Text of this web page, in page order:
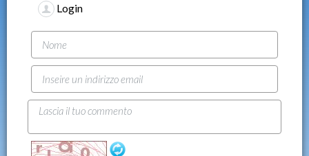
Login